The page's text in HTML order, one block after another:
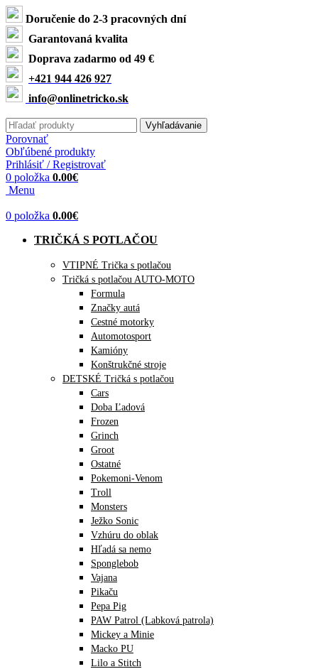
Doručenie do 2-3 pracovných dní
Garantovaná kvalita
Doprava zadarmo od 49 €
+421 944 426 927
info@onlinetricko.sk
Vyhľadávanie
Porovnať
Obľúbené produkty
Prihlásiť / Registrovať
0 položka 0.00€
Menu
0 položka 0.00€
TRIČKÁ S POTLAČOU
VTIPNÉ Trička s potlačou
Tričká s potlačou AUTO-MOTO
Formula
Značky autá
Cestné motorky
Automotosport
Kamióny
Konštrukčné stroje
DETSKÉ Tričká s potlačou
Cars
Doba Ľadová
Frozen
Grinch
Groot
Ostatné
Pokemoni-Venom
Troll
Monsters
Ježko Sonic
Vzhúru do oblak
Hľadá sa nemo
Sponglebob
Vajana
Pikaču
Pepa Pig
PAW Patrol (Labková patrola)
Mickey a Minie
Macko PU
Lilo a Stitch